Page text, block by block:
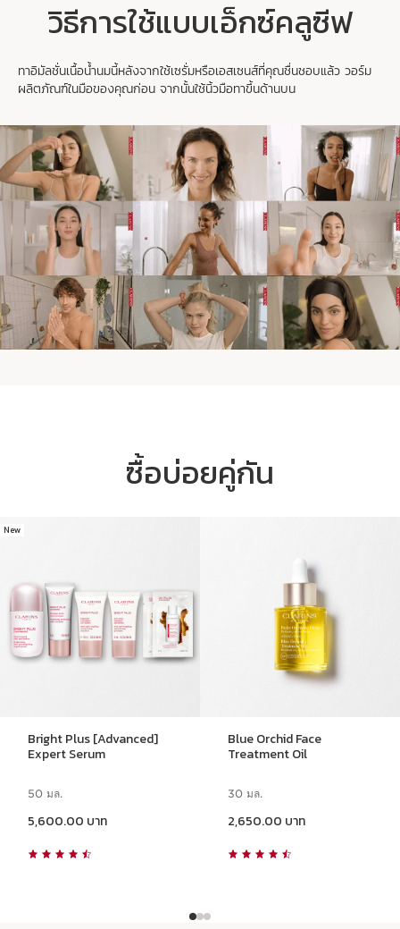
วิธีการใช้แบบเอ็กซ์คลูซีฟ
ทาอิมัลชั่นเนื้อน้ำนมนี้หลังจากใช้เซรั่มหรือเอสเซนส์ที่คุณชื่นชอบแล้ว วอร์ม
ผลิตภัณฑ์ในมือของคุณก่อน จากนั้นใช้นิ้วมือทาขึ้นด้านบน
ซื้อบ่อยคู่กัน
New
Bright Plus [Advanced]
Expert Serum
50 มล.
5,600.00 บาท
Blue Orchid Face
Treatment Oil
30 มล.
2,650.00 บาท